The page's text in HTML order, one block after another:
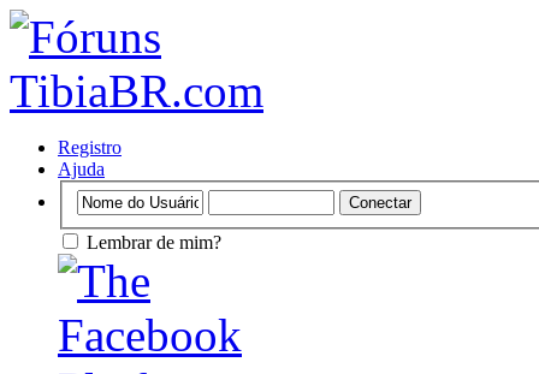
Registro
Ajuda
Lembrar de mim?